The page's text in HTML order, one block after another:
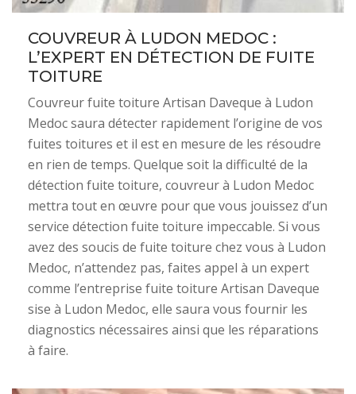
COUVREUR À LUDON MEDOC :
L’EXPERT EN DÉTECTION DE FUITE
TOITURE
Couvreur fuite toiture Artisan Daveque à Ludon
Medoc saura détecter rapidement l’origine de vos
fuites toitures et il est en mesure de les résoudre
en rien de temps. Quelque soit la difficulté de la
détection fuite toiture, couvreur à Ludon Medoc
mettra tout en œuvre pour que vous jouissez d’un
service détection fuite toiture impeccable. Si vous
avez des soucis de fuite toiture chez vous à Ludon
Medoc, n’attendez pas, faites appel à un expert
comme l’entreprise fuite toiture Artisan Daveque
sise à Ludon Medoc, elle saura vous fournir les
diagnostics nécessaires ainsi que les réparations
à faire.